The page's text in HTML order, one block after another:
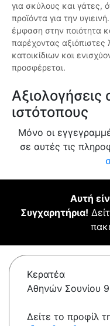
για σκύλους και γάτες,
προϊόντα για την
έμφαση στην ποιότητα
παρέχοντας αξιόπιστες
κατοικίδιων και
προσφέρεται.
ιστότοπους
Μόνο οι
σε αυτές τις
Αυτή
Συγχαρητήρια!
Κερατέα
Αθηνών Σουνίου
Δείτε το προφίλ